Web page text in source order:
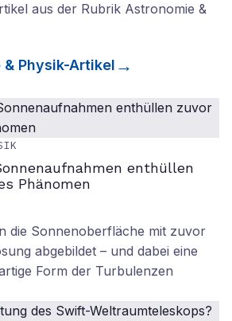
aus der Rubrik Astronomie &
Physik-Artikel
enthüllen
Phänomen
die Sonnenoberfläche mit zuvor
abgebildet – und dabei eine
Form der Turbulenzen